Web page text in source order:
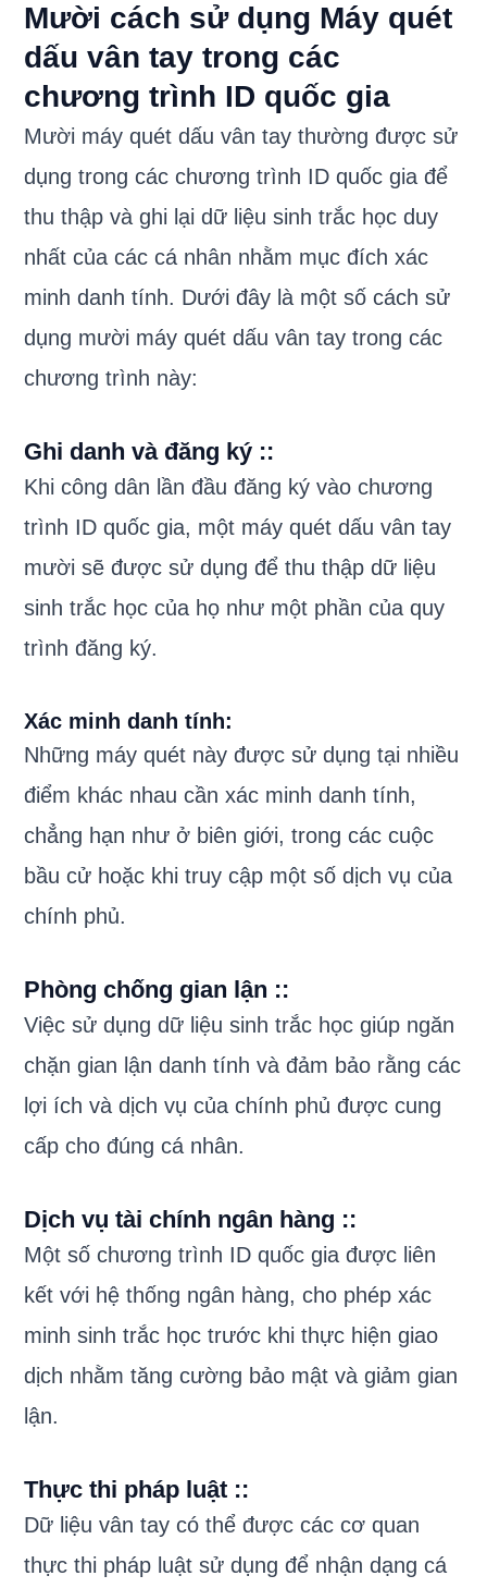
Mười cách sử dụng Máy quét
dấu vân tay trong các
chương trình ID quốc gia
Mười máy quét dấu vân tay thường được sử
dụng trong các chương trình ID quốc gia để
thu thập và ghi lại dữ liệu sinh trắc học duy
nhất của các cá nhân nhằm mục đích xác
minh danh tính. Dưới đây là một số cách sử
dụng mười máy quét dấu vân tay trong các
chương trình này:
Ghi danh và đăng ký ::
Khi công dân lần đầu đăng ký vào chương
trình ID quốc gia, một máy quét dấu vân tay
mười sẽ được sử dụng để thu thập dữ liệu
sinh trắc học của họ như một phần của quy
trình đăng ký.
Xác minh danh tính:
Những máy quét này được sử dụng tại nhiều
điểm khác nhau cần xác minh danh tính,
chẳng hạn như ở biên giới, trong các cuộc
bầu cử hoặc khi truy cập một số dịch vụ của
chính phủ.
Phòng chống gian lận ::
Việc sử dụng dữ liệu sinh trắc học giúp ngăn
chặn gian lận danh tính và đảm bảo rằng các
lợi ích và dịch vụ của chính phủ được cung
cấp cho đúng cá nhân.
Dịch vụ tài chính ngân hàng ::
Một số chương trình ID quốc gia được liên
kết với hệ thống ngân hàng, cho phép xác
minh sinh trắc học trước khi thực hiện giao
dịch nhằm tăng cường bảo mật và giảm gian
lận.
Thực thi pháp luật ::
Dữ liệu vân tay có thể được các cơ quan
thực thi pháp luật sử dụng để nhận dạng cá